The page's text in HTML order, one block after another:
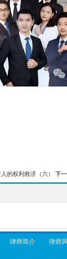
的权利救济（六） 下
律师简介 律师